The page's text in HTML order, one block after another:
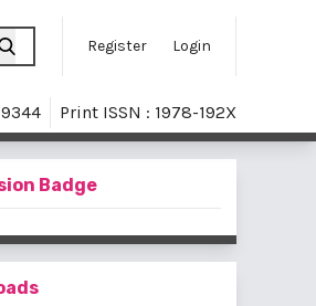
Register Login
Print ISSN : 1978-192X
Badge